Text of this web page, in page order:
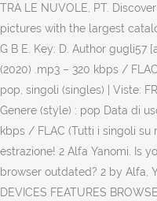
TRA LE NUVOLE, PT.
pictures with the largest
G B E. Key: D. Author gugli57
(2020) .mp3 – 320 kbps /
pop, singoli (singles) | Viste:
Genere (style) : pop Data di
kbps / FLAC (Tutti i singoli su
estrazione! 2 Alfa Yanomi. Is
browser outdated? 2 by Alfa,
DEVICES FEATURES